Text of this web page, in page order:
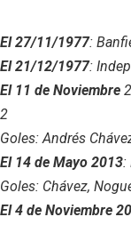
El 27/11/1977:
El 21/12/1977:
El 11 de Noviembre
2
Goles: Andrés
El 14 de Mayo 2013:
Goles: Chávez,
El 4 de Noviembre